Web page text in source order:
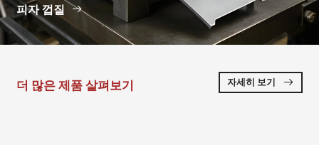
피자 껍질 
더 많은 제품 살펴보기 자세히 보기 